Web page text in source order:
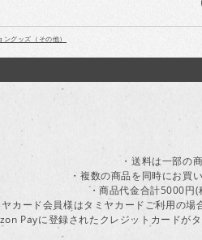
グッズ（その他）
・送料は一部の
・複数の商品を同時にお買
・商品代金合計5000円(
ヤカード会員様はタミヤカードご利用の
Payに登録されたクレジットカードが